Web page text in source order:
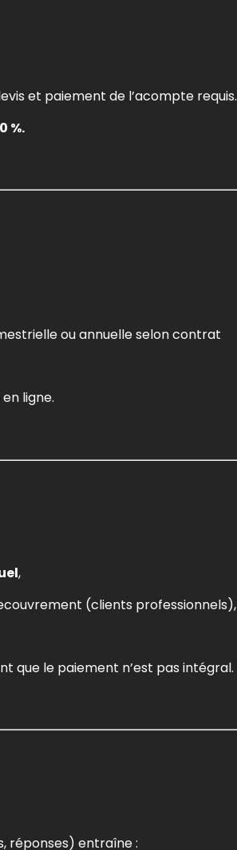
et paiement de l’acompte requis.
%.
ou annuelle selon contrat
ligne.
,
(clients professionnels),
que le paiement n’est pas intégral.
réponses) entraîne :